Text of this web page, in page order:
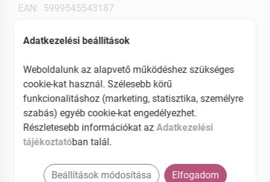
EAN: 5999545543187
Adatkezelési beállítások
Weboldalunk az alapvető működéshez szükséges
cookie-kat használ. Szélesebb körű
funkcionalitáshoz (marketing, statisztika, személyre
szabás) egyéb cookie-kat engedélyezhet.
Részletesebb információkat azAdatkezelési
tájékoztatóban talál.
Beállítások módosítása Elfogadom